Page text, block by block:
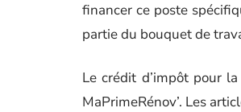
financer ce poste
partie du bouquet de
Le crédit d’impôt pour
MaPrimeRénov’. Les